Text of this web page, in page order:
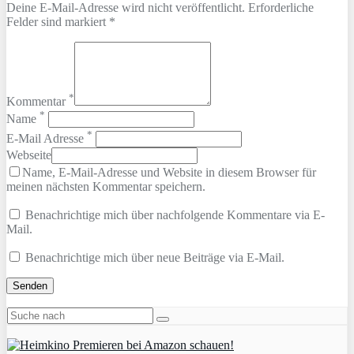
Deine E-Mail-Adresse wird nicht veröffentlicht. Erforderliche
Felder sind markiert *
Kommentar *
Name *
E-Mail Adresse *
Webseite
Name, E-Mail-Adresse und Website in diesem Browser für
meinen nächsten Kommentar speichern.
Benachrichtige mich über nachfolgende Kommentare via E-
Mail.
Benachrichtige mich über neue Beiträge via E-Mail.